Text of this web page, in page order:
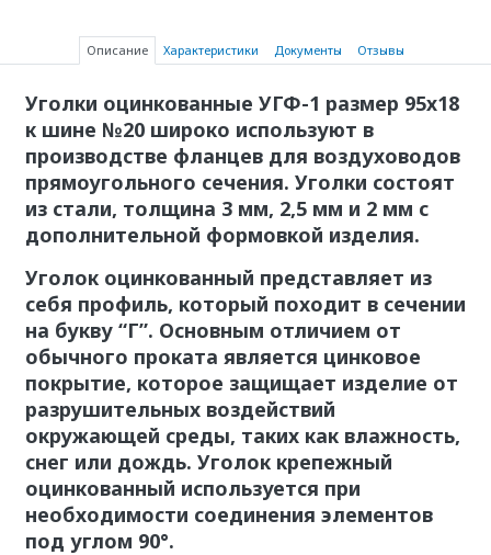
Описание Характеристики Документы Отзывы
Уголки оцинкованные УГФ-1 размер 95х18
к шине №20 широко используют в
производстве фланцев для воздуховодов
прямоугольного сечения. Уголки состоят
из стали, толщина 3 мм, 2,5 мм и 2 мм с
дополнительной формовкой изделия.
Уголок оцинкованный представляет из
себя профиль, который походит в сечении
на букву “Г”. Основным отличием от
обычного проката является цинковое
покрытие, которое защищает изделие от
разрушительных воздействий
окружающей среды, таких как влажность,
снег или дождь. Уголок крепежный
оцинкованный используется при
необходимости соединения элементов
под углом 90°.